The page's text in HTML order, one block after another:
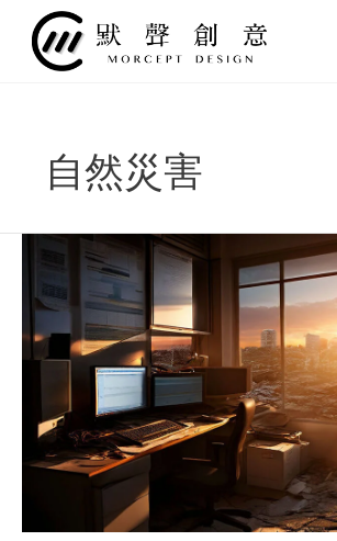
自然災害
如
何
在
期